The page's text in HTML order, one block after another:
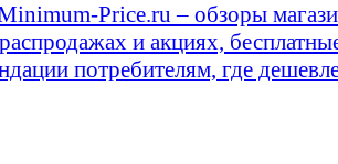
Price.ru – обзоры
и акциях,
потребителям, где